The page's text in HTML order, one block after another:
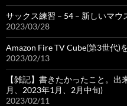
サックス練習 – 54 – 新しいマ
2023/03/28
Amazon Fire TV Cube(第3世代)
2023/02/13
【雑記】書きたかったこと。
月、2023年1月、2月中旬)
2023/02/11